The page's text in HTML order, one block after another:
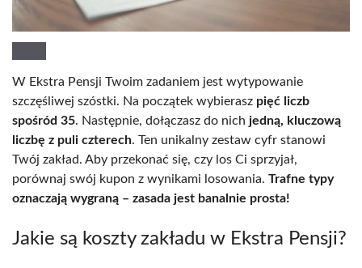
W Ekstra Pensji Twoim zadaniem jest wytypowanie
szczęśliwej szóstki. Na początek wybierasz pięć liczb
spośród 35. Następnie, dołączasz do nich jedną, kluczową
liczbę z puli czterech. Ten unikalny zestaw cyfr stanowi
Twój zakład. Aby przekonać się, czy los Ci sprzyjał,
porównaj swój kupon z wynikami losowania. Trafne typy
oznaczają wygraną – zasada jest banalnie prosta!
Jakie są koszty zakładu w Ekstra Pensji?